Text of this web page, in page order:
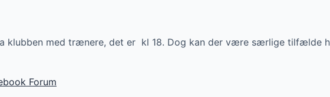
klubben med trænere, det er kl 18. Dog kan der være særlige tilfælde
Forum